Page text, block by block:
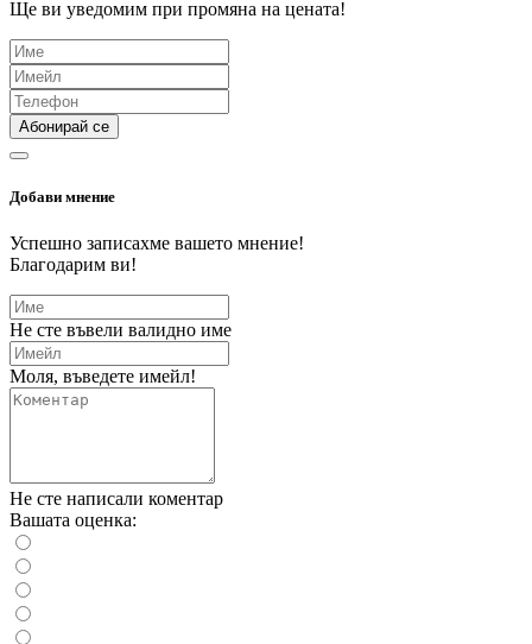
Ще ви уведомим при промяна на цената!
Абонирай се
Добави мнение
Успешно записахме вашето мнение!
Благодарим ви!
Не сте въвели валидно име
Моля, въведете имейл!
Не сте написали коментар
Вашата оценка: